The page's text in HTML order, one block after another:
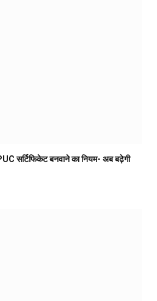
सर्टिफिकेट बनवाने का नियम- अब बढ़ेगी